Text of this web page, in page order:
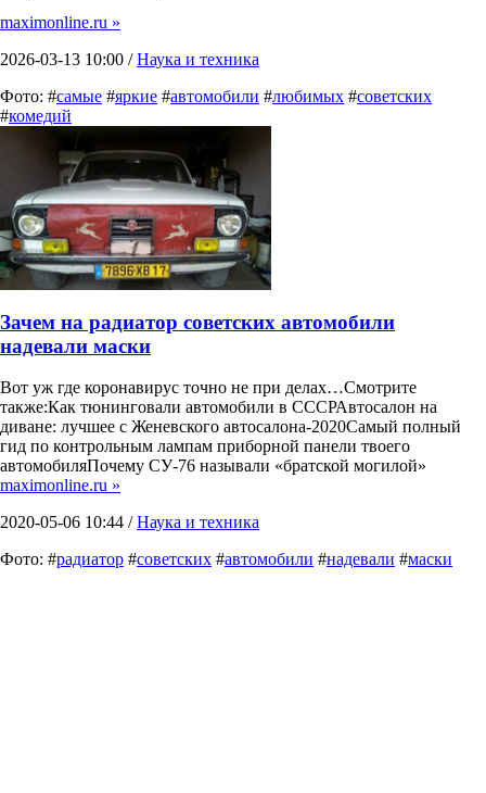
maximonline.ru »
2026-03-13 10:00 /Наука и техника
Фото: #самые #яркие #автомобили #любимых #советских
#комедий
Зачем на радиатор советских автомобили
надевали маски
Вот уж где коронавирус точно не при делах…Смотрите
также:Как тюнинговали автомобили в СССРАвтосалон на
диване: лучшее с Женевского автосалона-2020Самый полный
гид по контрольным лампам приборной панели твоего
автомобиляПочему СУ-76 называли «братской могилой»
maximonline.ru »
2020-05-06 10:44 /Наука и техника
Фото: #радиатор #советских #автомобили #надевали #маски